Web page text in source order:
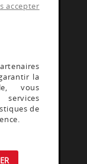
accepter
la
vous
de